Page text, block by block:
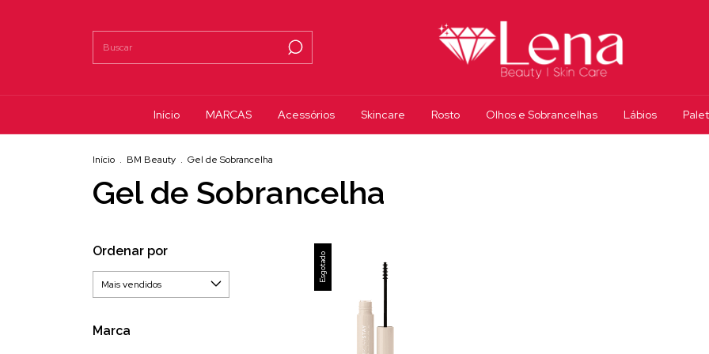
Início MARCAS Acessórios Skincare Rosto Olhos e Sobrancelhas Lábios
Início . BM Beauty . Gel de Sobrancelha
Gel de Sobrancelha
Ordenar por
Marca
Esgotado